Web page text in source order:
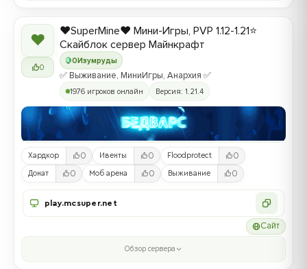
❤
0
0Изумруды
❤️SuperMine❤️ Мини-Игры, PVP 1.12-1.21⭐
Скайблок сервер Майнкрафт
✅ Выживание, МиниИгры, Анархия ✅
1976 игроков онлайн Версия: 1.21.4
Хардкор 0 Ивенты 0 Floodprotect 0
Донат 0 Моб арена 0 Выживание 0
play.mcsuper.net
Сайт
Обзор сервера